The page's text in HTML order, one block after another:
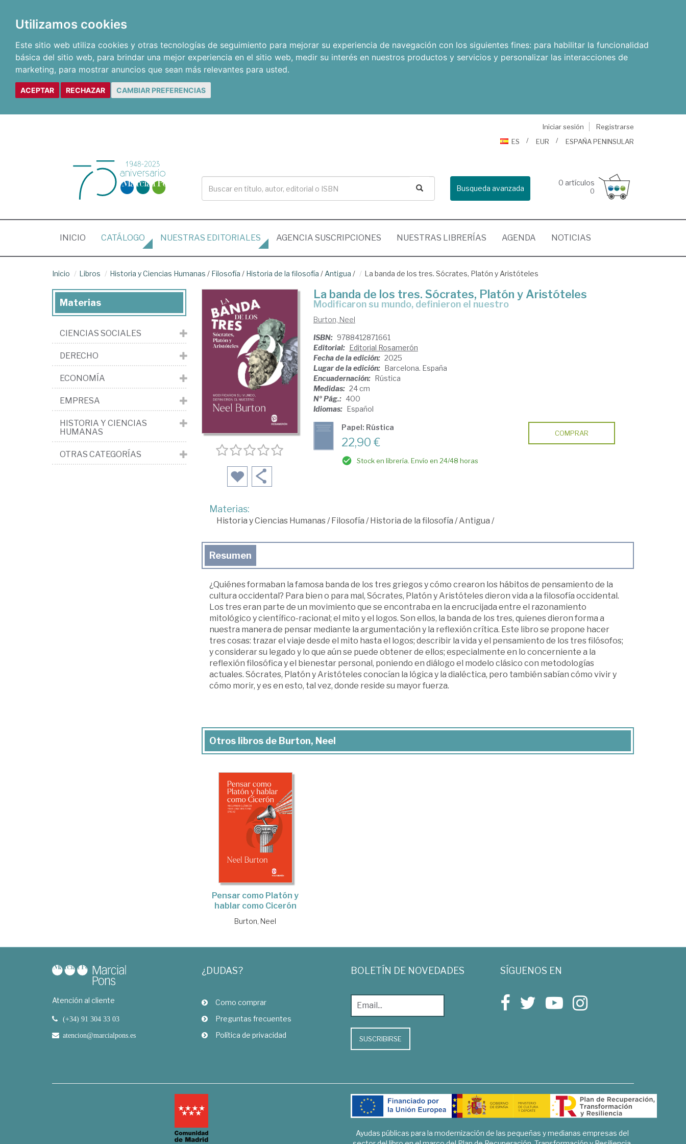
Utilizamos cookies
Este sitio web utiliza cookies y otras tecnologías de seguimiento para mejorar su experiencia de navegación con los siguientes fines: para habilitar la funcionalidad
básica del sitio web, para brindar una mejor experiencia en el sitio web, medir su interés en nuestros productos y servicios y personalizar las interacciones de
marketing, para mostrar anuncios que sean más relevantes para usted.
ACEPTAR RECHAZAR CAMBIAR PREFERENCIAS
Iniciar sesión
Registrarse
ES
EUR ESPAÑA PENINSULAR
Busqueda avanzada
0 artículos
0
INICIO (CURRENT)
CATÁLOGO NUESTRAS EDITORIALES AGENCIA SUSCRIPCIONES NUESTRAS LIBRERÍAS AGENDA NOTICIAS
Inicio Libros Historia y Ciencias Humanas / Filosofía / Historia de la filosofía / Antigua / La banda de los tres. Sócrates, Platón y Aristóteles
La banda de los tres. Sócrates, Platón y Aristóteles
Modificaron su mundo, definieron el nuestro
Burton, Neel
ISBN: 9788412871661
Editorial: Editorial Rosamerón
Fecha de la edición: 2025
Lugar de la edición: Barcelona. España
Encuadernación: Rústica
Medidas: 24 cm
Nº Pág.: 400
Idiomas: Español
Papel: Rústica
22,90 €
Stock en librería. Envío en 24/48 horas
COMPRAR
Materias:
Historia y Ciencias Humanas/Filosofía /Historia de la filosofía /Antigua /
Resumen
¿Quiénes formaban la famosa banda de los tres griegos y cómo crearon los hábitos de pensamiento de la
cultura occidental? Para bien o para mal, Sócrates, Platón y Aristóteles dieron vida a la filosofía occidental.
Los tres eran parte de un movimiento que se encontraba en la encrucijada entre el razonamiento
mitológico y científico-racional; el mito y el logos. Son ellos, la banda de los tres, quienes dieron forma a
nuestra manera de pensar mediante la argumentación y la reflexión crítica. Este libro se propone hacer
tres cosas: trazar el viaje desde el mito hasta el logos; describir la vida y el pensamiento de los tres filósofos;
y considerar su legado y lo que aún se puede obtener de ellos; especialmente en lo concerniente a la
reflexión filosófica y el bienestar personal, poniendo en diálogo el modelo clásico con metodologías
actuales. Sócrates, Platón y Aristóteles conocían la lógica y la dialéctica, pero también sabían cómo vivir y
cómo morir, y es en esto, tal vez, donde reside su mayor fuerza.
Otros libros de Burton, Neel
Pensar como Platón y
hablar como Cicerón
Burton, Neel
Materias
CIENCIAS SOCIALES
DERECHO
ECONOMÍA
EMPRESA
HISTORIA Y CIENCIAS
HUMANAS
OTRAS CATEGORÍAS
Atención al cliente
(+34) 91 304 33 03
atencion@marcialpons.es
¿DUDAS?
Como comprar
Preguntas frecuentes
Política de privacidad
BOLETÍN DE NOVEDADES
SUSCRIBIRSE
SÍGUENOS EN
Ayudas públicas para la modernización de las pequeñas y medianas empresas del